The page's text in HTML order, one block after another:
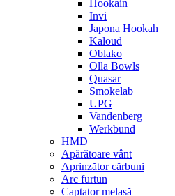
Hookain
Invi
Japona Hookah
Kaloud
Oblako
Olla Bowls
Quasar
Smokelab
UPG
Vandenberg
Werkbund
HMD
Apărătoare vânt
Aprinzător cărbuni
Arc furtun
Captator melasă